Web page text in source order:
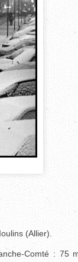
(Allier).
Comté : 75